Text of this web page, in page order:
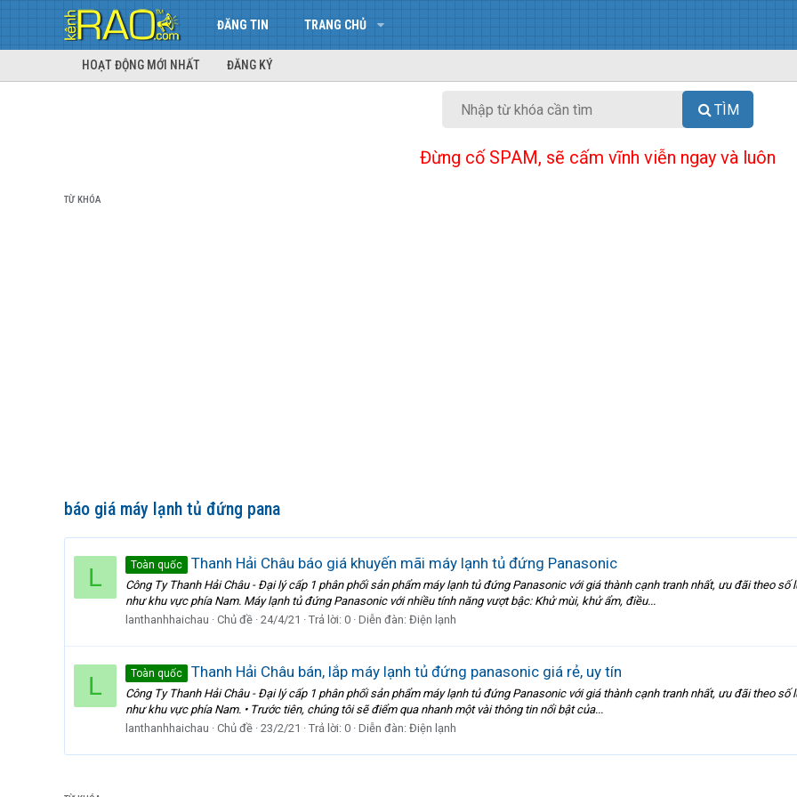
ĐĂNG TIN TRANG CHỦ
HOẠT ĐỘNG MỚI NHẤT ĐĂNG KÝ
TÌM
Đừng cố SPAM, sẽ cấm vĩnh viễn ngay và luôn
TỪ KHÓA
báo giá máy lạnh tủ đứng pana
L Toàn quốc Thanh Hải Châu báo giá khuyến mãi máy lạnh tủ đứng Panasonic
Công Ty Thanh Hải Châu - Đại lý cấp 1 phân phối sản phẩm máy lạnh tủ đứng Panasonic với giá thành cạnh tranh nhất, ưu đãi theo
như khu vực phía Nam. Máy lạnh tủ đứng Panasonic với nhiều tính năng vượt bậc: Khử mùi, khử ẩm, điều...
lanthanhhaichau
Chủ đề 24/4/21 Trả lời: 0 Diễn đàn: Điện lạnh
L Toàn quốc Thanh Hải Châu bán, lắp máy lạnh tủ đứng panasonic giá rẻ, uy tín
Công Ty Thanh Hải Châu - Đại lý cấp 1 phân phối sản phẩm máy lạnh tủ đứng Panasonic với giá thành cạnh tranh nhất, ưu đãi theo
như khu vực phía Nam. • Trước tiên, chúng tôi sẽ điểm qua nhanh một vài thông tin nổi bật của...
lanthanhhaichau
Chủ đề 23/2/21 Trả lời: 0 Diễn đàn: Điện lạnh